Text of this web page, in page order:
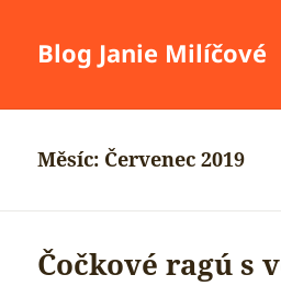
Blog Janie Milíčové
Měsíc: Červenec 2019
Čočkové ragú s